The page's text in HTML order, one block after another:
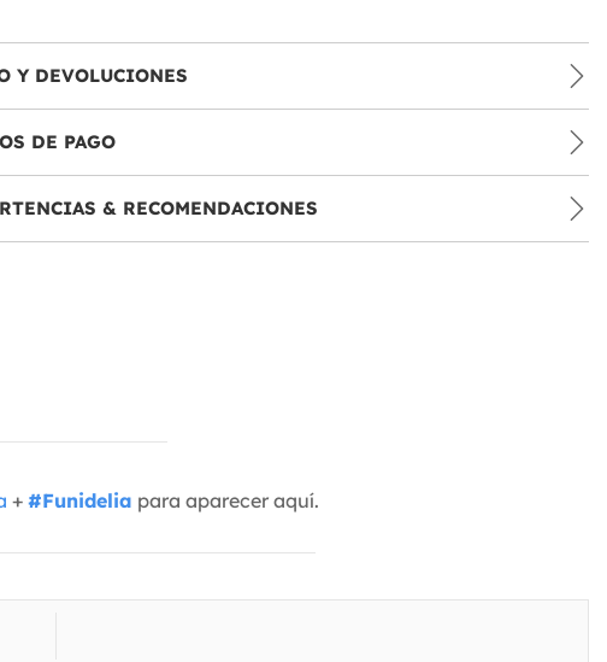
Y DEVOLUCIONES
DE PAGO
& RECOMENDACIONES
+ #Funidelia para aparecer aquí.